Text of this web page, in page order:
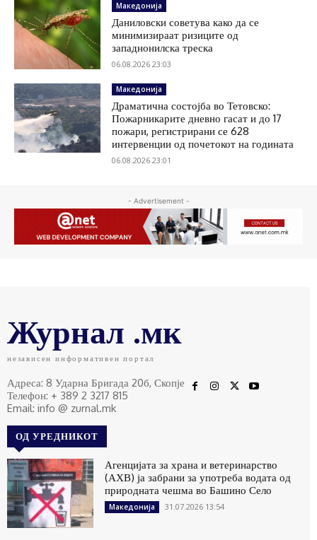
Македонија
Даниловски советува како да се
минимизираат ризиците од
западнонилска треска
06.08.2026 23:03
Македонија
Драматична состојба во Тетовско:
Пожарникарите дневно гасат и до 17
пожари, регистрирани се 628
интервенции од почетокот на годината
06.08.2026 23:01
- Advertisement -
Журнал .мк
независен информативен портал
Адреса: 8 Ударна Бригада 20б, Скопје
Телефон: + 389 2 3217 815
Email: info @ zurnal.mk
ОД УРЕДНИКОТ
Агенцијата за храна и ветеринарство
(АХВ) ја забрани за употреба водата од
природната чешма во Башино Село
Македонија 31.07.2026 13:54